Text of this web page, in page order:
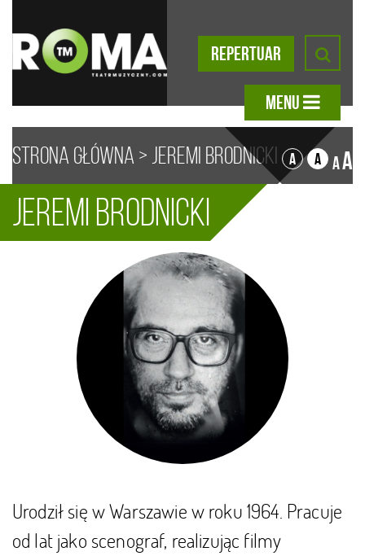
REPERTUAR
MENU
Strona główna > Jeremi Brodnicki A A AA
Jeremi Brodnicki
Urodził się w Warszawie w roku 1964. Pracuje
od lat jako scenograf, realizując filmy